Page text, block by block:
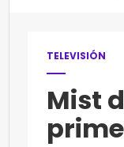
TELEVISIÓN
Mist